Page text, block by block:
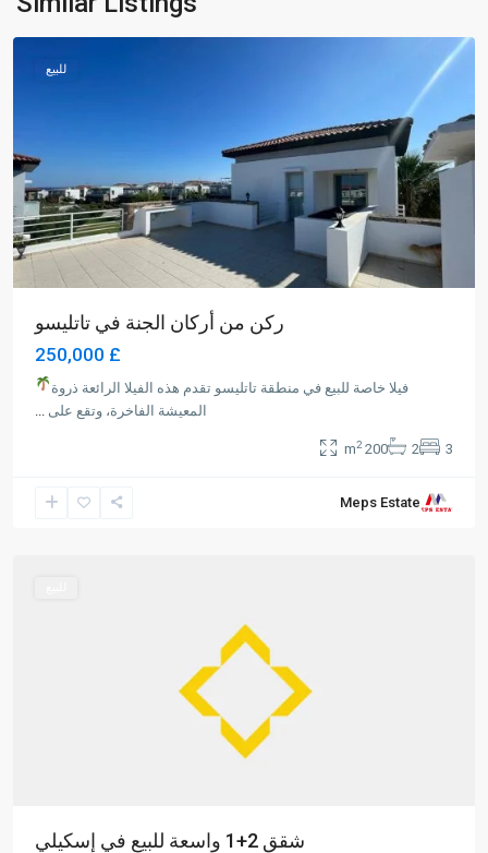
للبيع
ركن من أركان الجنة في تاتليسو
£ 250,000
فيلا خاصة للبيع في منطقة تاتليسو تقدم هذه الفيلا الرائعة ذروة
المعيشة الفاخرة، وتقع على
3
2
200 m
2
Meps EstateBeach,
شقق 2+1 واسعة للبيع في إسكيلي